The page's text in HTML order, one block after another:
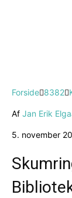
Forside 8382
Af Jan Erik
5. november